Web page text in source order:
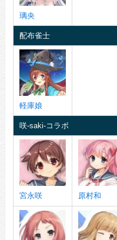
璃央
配布雀士
軽庫娘
咲-saki-コラボ
宮永咲 原村和